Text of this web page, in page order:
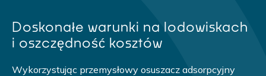
Doskonałe warunki na lodowiskach
i oszczędność kosztów
Wykorzystując przemysłowy osuszacz adsorpcyjny